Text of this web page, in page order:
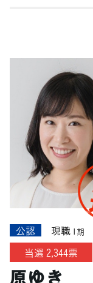
公認 現職 1期
当選 2,344票
原ゆき